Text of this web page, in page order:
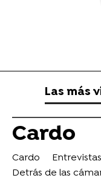
Las más
Cardo
Cardo Entrevistas
Detrás de las